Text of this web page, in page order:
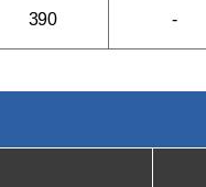
390 -